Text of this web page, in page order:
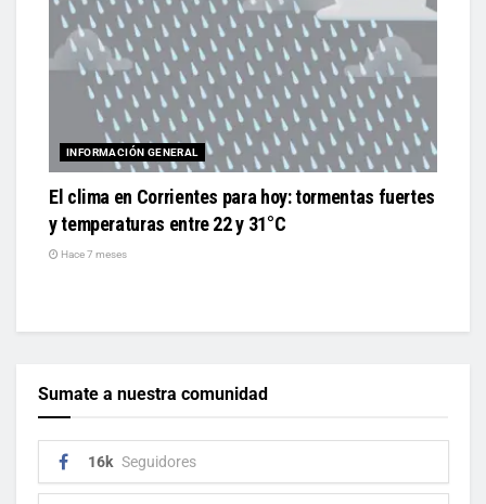
INFORMACIÓN GENERAL
El clima en Corrientes para hoy: tormentas fuertes
y temperaturas entre 22 y 31°C
Hace 7 meses
Sumate a nuestra comunidad
16k Seguidores